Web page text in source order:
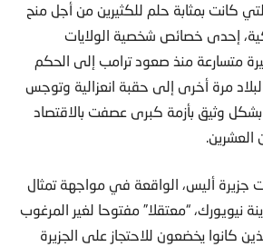
كانت بمثابة حلم للكثيرين من أجل منح
إحدى خصائص شخصية الولايات
متسارعة منذ صعود ترامب إلى الحكم
مرة أخرى إلى حقبة انعزالية وتوجس
بشكل وثيق بأزمة كبرى عصفت بالاقتصاد
العشرين.
أليس، الواقعة في مواجهة تمثال
نيويورك، “معتقلا” مفتوحا لغير المرغوب
كانوا يخضعون للاحتجاز على الجزيرة